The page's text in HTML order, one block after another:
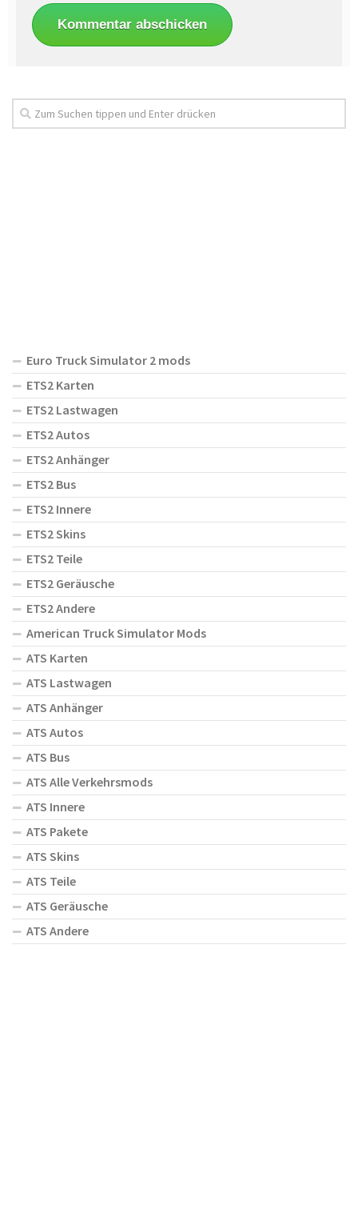
Euro Truck Simulator 2 mods
ETS2 Karten
ETS2 Lastwagen
ETS2 Autos
ETS2 Anhänger
ETS2 Bus
ETS2 Innere
ETS2 Skins
ETS2 Teile
ETS2 Geräusche
ETS2 Andere
American Truck Simulator Mods
ATS Karten
ATS Lastwagen
ATS Anhänger
ATS Autos
ATS Bus
ATS Alle Verkehrsmods
ATS Innere
ATS Pakete
ATS Skins
ATS Teile
ATS Geräusche
ATS Andere